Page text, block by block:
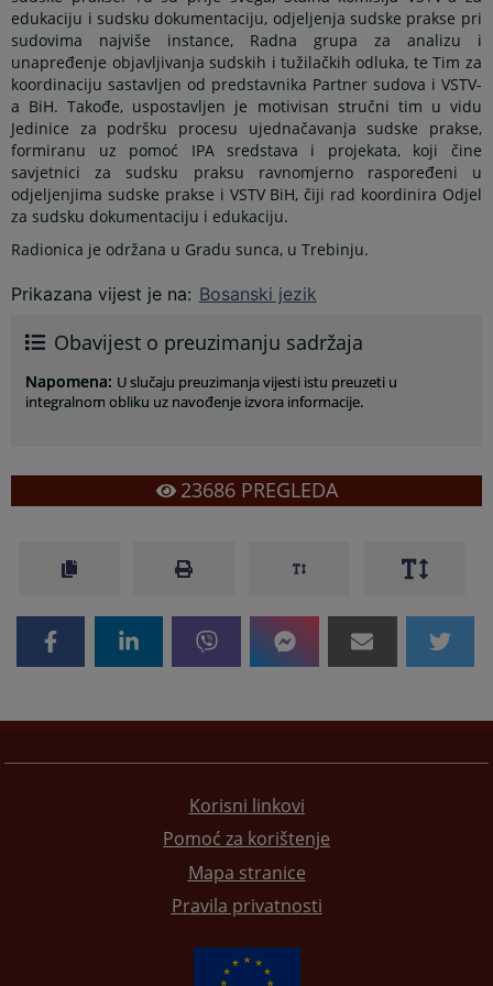
edukaciju i sudsku dokumentaciju, odjeljenja sudske prakse pri
sudovima najviše instance, Radna grupa za analizu i
unapređenje objavljivanja sudskih i tužilačkih odluka, te Tim za
koordinaciju sastavljen od predstavnika Partner sudova i VSTV-
a BiH. Takođe, uspostavljen je motivisan stručni tim u vidu
Jedinice za podršku procesu ujednačavanja sudske prakse,
formiranu uz pomoć IPA sredstava i projekata, koji čine
savjetnici za sudsku praksu ravnomjerno raspoređeni u
odjeljenjima sudske prakse i VSTV BiH, čiji rad koordinira Odjel
za sudsku dokumentaciju i edukaciju.
Radionica je održana u Gradu sunca, u Trebinju.
Prikazana vijest je na: Bosanski jezik
Obavijest o preuzimanju sadržaja
Napomena: U slučaju preuzimanja vijesti istu preuzeti u
integralnom obliku uz navođenje izvora informacije.
23686PREGLEDA
Korisni linkovi
Pomoć za korištenje
Mapa stranice
Pravila privatnosti